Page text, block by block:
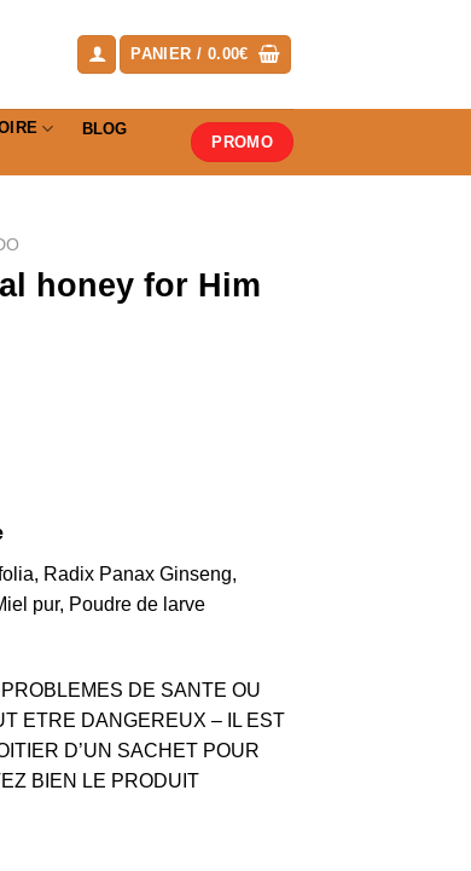
PANIER / 0.00€
BLOG
PROMO
honey for Him
Radix Panax Ginseng,
pur, Poudre de larve
DE SANTE OU
ETRE DANGEREUX – IL EST
D’UN SACHET POUR
BIEN LE PRODUIT